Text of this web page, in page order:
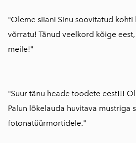
"Oleme siiani Sinu soovitatud
võrratu! Tänud veelkord kõige
meile!"
"Suur tänu heade toodete eest!!!
Palun lõkelauda huvitava mustriga
fotonatüürmortidele."